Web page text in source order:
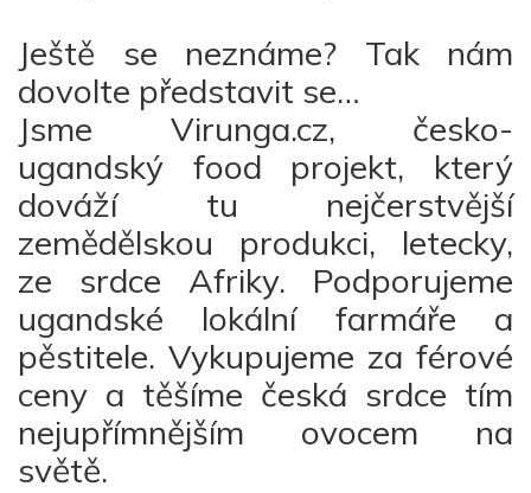
Ještě se neznáme? Tak nám
dovolte představit se…
Jsme Virunga.cz, česko-
ugandský food projekt, který
dováží tu nejčerstvější
zemědělskou produkci, letecky,
ze srdce Afriky. Podporujeme
ugandské lokální farmáře a
pěstitele. Vykupujeme za férové
ceny a těšíme česká srdce tím
nejupřímnějším ovocem na
světě.